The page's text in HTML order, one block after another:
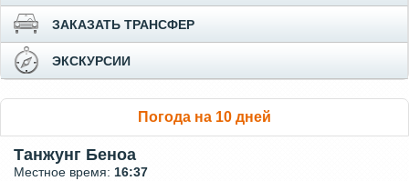
ЗАКАЗАТЬ ТРАНСФЕР
ЭКСКУРСИИ
Погода на 10 дней
Танжунг Беноа
Местное время: 16:37